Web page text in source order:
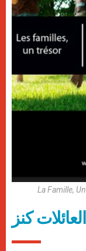
La Famille,
العائلات كنز